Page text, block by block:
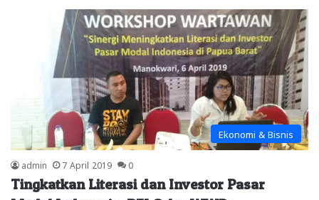
Ekonomi & Bisnis
admin 7 April 2019 0
Tingkatkan Literasi dan Investor Pasar